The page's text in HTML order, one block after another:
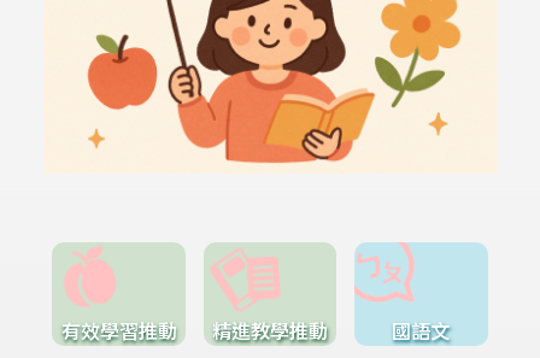
有效學習推動 精進教學推動 國語文